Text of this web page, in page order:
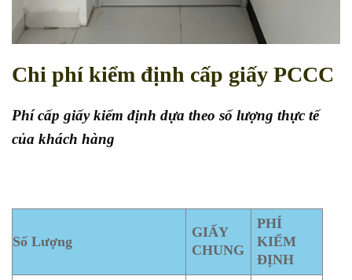
Chi phí kiểm định cấp giấy PCCC
Phí cấp giấy kiểm định dựa theo số lượng thực tế
của khách hàng
Số Lượng
GIẤY
CHUNG
PHÍ
KIỂM
ĐỊNH